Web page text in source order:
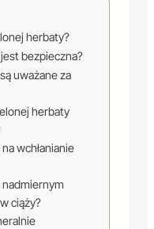
herbaty?
bezpieczna?
uważane za
herbaty
wchłanianie
nadmiernym
ciąży?